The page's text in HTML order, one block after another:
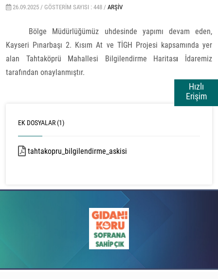
Hızlı
Erişim
26.09.2025 / GÖSTERIM SAYISI : 448 / ARŞIV
Bölge Müdürlüğümüz uhdesinde yapımı devam eden,
Kayseri Pınarbaşı 2. Kısım At ve TİGH Projesi kapsamında yer
alan Tahtaköprü Mahallesi Bilgilendirme Haritası
İdaremiz
tarafından onaylanmıştır.
EK DOSYALAR (1)
tahtakopru_bilgilendirme_askisi